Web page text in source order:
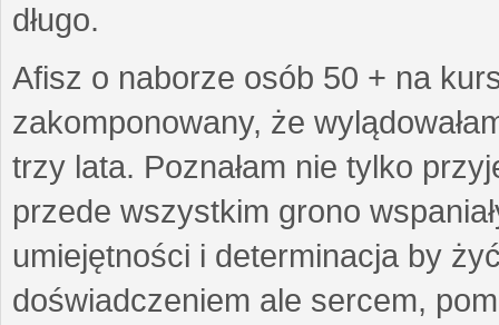
długo.
Afisz o naborze osób 50 + na
zakomponowany, że
trzy lata. Poznałam nie tylko
przede wszystkim grono
umiejętności i determinacja by
doświadczeniem ale sercem,